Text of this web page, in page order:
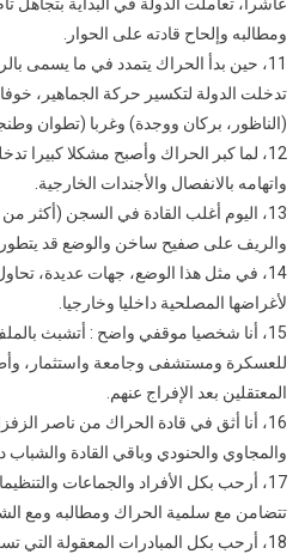
عاشرا، تعاملت الدولة في البداية بتجاهل
ومطالبه وإلحاح قادته على الحوار.
11، حين بدأ الحراك يتمدد في ما يسمى
تدخلت الدولة لتكسير حركة الجماهير،
(الناظور، بركان ووجدة) وغربا (تطوان
12، لما كبر الحراك وأصبح مشكلا كبيرا
واتهامه بالانفصال والأجندات الخارجية.
13، اليوم أغلب القادة في السجن (أكثر
والريف على صفيح ساخن والوضع قد
14، في مثل هذا الوضع، جهات عديدة،
لأغراضها المصلحية داخليا وخارجيا.
15، أنا شخصيا موقفي واضح : أتشبث
للعسكرة ومستشفى وجامعة واستثمار،
المعتقلين بعد الإفراج عنهم.
16، أنا أثق في قادة الحراك من ناصر
والمجاوي والحنودي وباقي القادة
17، أرحب بكل الأفراد والجماعات
تتضامن مع سلمية الحراك ومطالبه ومع
18، أرحب بكل المبادرات المعقولة التي